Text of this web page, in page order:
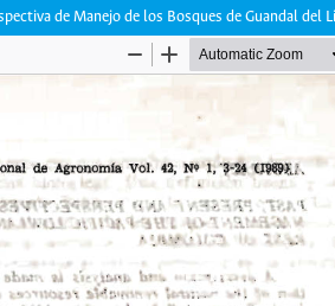
de Manejo de los Bosques de Guandal del